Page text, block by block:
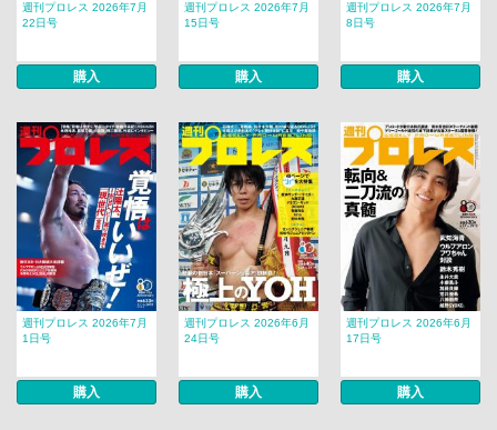
週刊プロレス 2026年7月
22日号
購入
週刊プロレス 2026年7月
15日号
購入
週刊プロレス 2026年7月
8日号
購入
週刊プロレス 2026年7月
1日号
購入
週刊プロレス 2026年6月
24日号
購入
週刊プロレス 2026年6月
17日号
購入